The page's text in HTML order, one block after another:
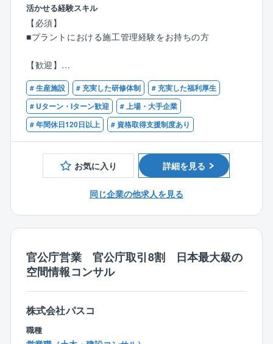
事業展開。取引先のほとんどを大手企業が占めます。
空調にとどまらず、冷凍設備、クリーンルーム、環境
対応等のシステム開発・設計・施工・システムメンテ
出す耐久試験室の精密空調、冷媒制御技術を応用した
して世界的表彰を頂戴した、最先端バイオ施設もござ
います。
■業務内容
プラントにおける日常的な補修工事、定期的な大規模
修繕工事、改良工事、新設工事などがスムーズに納期
す。
現場・工程管理が中心で、エンジニアリングとメンテ
ナンスの割合は1：4程度とメンテナンスの案件が大多
数です。
・エンジニアリング
⇒定期的な大規模修繕工事、改良工事、新設工事な
から参画し、設計、施工、試運転まで一貫して行いま
⇒日常的な補修工事
■出張について
○可能性としてはありますが短期間の対応！
⇒大型工事の応援のために、全国事業所へ出張する
場合があります。
（年2回程度、1回につき数日～2か月程度行くケース
活かせる経験スキル
【必須】
■プラントにおける施工管理経験をお持ちの方
【歓迎】
■石油・石油化学業界での就業経験がある方
■下記などの資格保有者
・1級管工事施工管理技士
・1級土木施工管理技士
・1級電気施工管理技士
・溶接施工管理技術者（1級/2級）
・保全技能士（機械）等
# 生産施設 # 充実した研修体制
# 充実した福利厚生
# Uターン・Iターン歓迎
# 上場・大手企業
# 年間休日120日以上
# 資格取得支援制度あり
お気に入り 詳細を見る
同じ企業の他求人を見る
官公庁営業 官公庁取引8割 日本最大級の
空間情報コンサル
株式会社パスコ
職種